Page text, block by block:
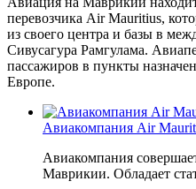
перевозчика Air Mauritius,
из своего центра и базы в
Сивусагура Рамгулама.
пассажиров в пункты
Европе.
Авиакомпания Air
Авиакомпания
Маврикии. Обладает